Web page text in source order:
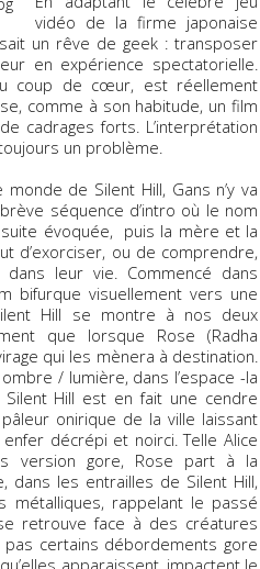
vidéo de la firme japonaise
un rêve de geek : transposer
en expérience spectatorielle.
coup de cœur, est réellement
comme à son habitude, un film
cadrages forts. L’interprétation
un problème.
monde de Silent Hill, Gans n’y va
séquence d’intro où le nom
évoquée, puis la mère et la
d’exorciser, ou de comprendre,
dans leur vie. Commencé dans
bifurque visuellement vers une
Hill se montre à nos deux
que lorsque Rose (Radha
qui les mènera à destination.
/ lumière, dans l’espace -la
Hill est en fait une cendre
onirique de la ville laissant
décrépi et noirci. Telle Alice
version gore, Rose part à la
dans les entrailles de Silent Hill,
métalliques, rappelant le passé
retrouve face à des créatures
pas certains débordements gore
apparaissent, impactent le